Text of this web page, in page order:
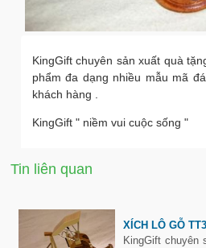
KingGift chuyên sản xuất quà
phẩm đa dạng nhiều mẫu mã
khách hàng .
KingGift " niềm vui cuộc sống "
Tin liên quan
XÍCH LÔ GỖ TT3
KingGift chuyên